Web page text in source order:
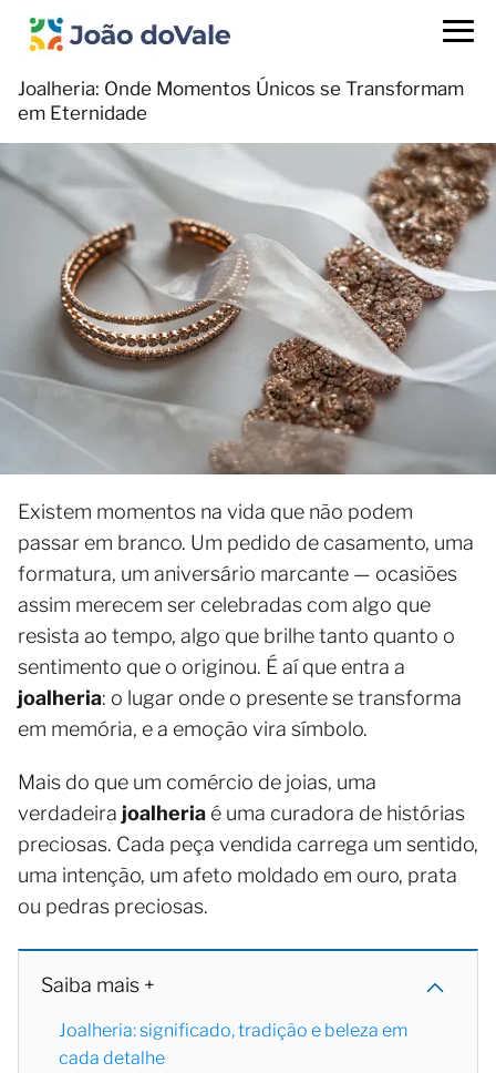
Joalheria: Onde Momentos Únicos se Transformam
em Eternidade
Existem momentos na vida que não podem
passar em branco. Um pedido de casamento, uma
formatura, um aniversário marcante — ocasiões
assim merecem ser celebradas com algo que
resista ao tempo, algo que brilhe tanto quanto o
sentimento que o originou. É aí que entra a
joalheria: o lugar onde o presente se transforma
em memória, e a emoção vira símbolo.
Mais do que um comércio de joias, uma
verdadeira joalheria é uma curadora de histórias
preciosas. Cada peça vendida carrega um sentido,
uma intenção, um afeto moldado em ouro, prata
ou pedras preciosas.
Saiba mais +
Joalheria: significado, tradição e beleza em
cada detalhe